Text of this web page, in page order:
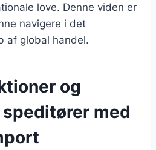
love. Denne viden er
navigere i det
af global handel.
og
med